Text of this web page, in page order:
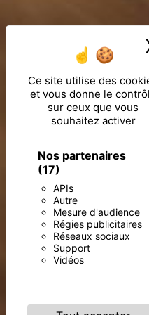
Ce site utilise des
et vous donne le
sur ceux que vous
souhaitez activer
Nos partenaires
(17)
APIs
Autre
Mesure d'audience
Régies publicitaires
Réseaux sociaux
Support
Vidéos